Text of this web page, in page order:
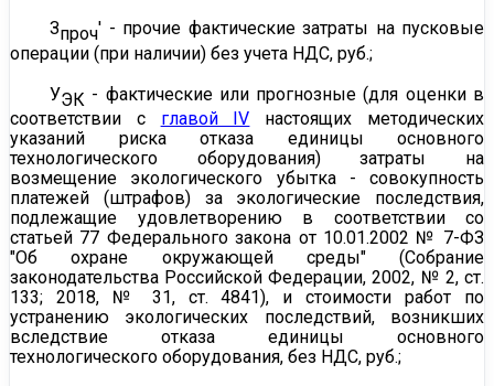
Зпроч' - прочие фактические затраты на пусковые
операции (при наличии) без учета НДС, руб.;
УЭК - фактические или прогнозные (для оценки в
соответствии с главой IV настоящих методических
указаний риска отказа единицы основного
технологического оборудования) затраты на
возмещение экологического убытка - совокупность
платежей (штрафов) за экологические последствия,
подлежащие удовлетворению в соответствии со
статьей 77 Федерального закона от 10.01.2002 № 7-ФЗ
"Об охране окружающей среды" (Собрание
законодательства Российской Федерации, 2002, № 2, ст.
133; 2018, № 31, ст. 4841), и стоимости работ по
устранению экологических последствий, возникших
вследствие отказа единицы основного
технологического оборудования, без НДС, руб.;